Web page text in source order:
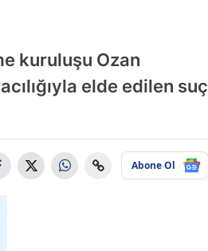
kuruluşu Ozan
elde edilen suç
Abone Ol